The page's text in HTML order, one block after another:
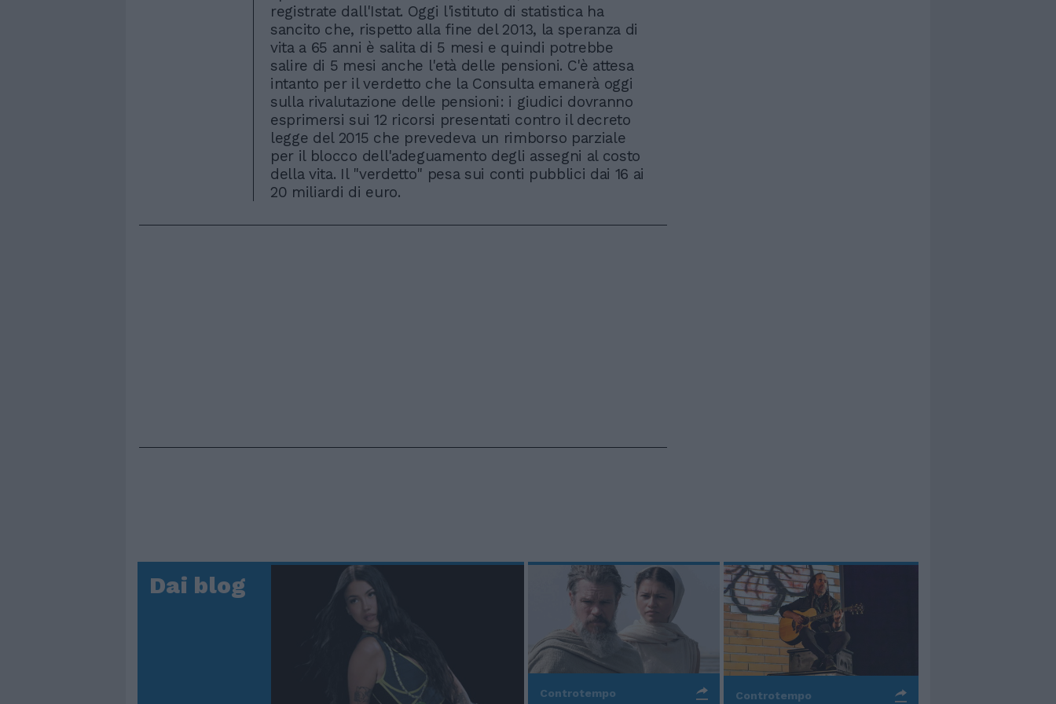
registrate dall'Istat. Oggi l'istituto di statistica ha
sancito che, rispetto alla fine del 2013, la speranza di
vita a 65 anni è salita di 5 mesi e quindi potrebbe
salire di 5 mesi anche l'età delle pensioni. C'è attesa
intanto per il verdetto che la Consulta emanerà oggi
sulla rivalutazione delle pensioni: i giudici dovranno
esprimersi sui 12 ricorsi presentati contro il decreto
legge del 2015 che prevedeva un rimborso parziale
per il blocco dell'adeguamento degli assegni al costo
della vita. Il "verdetto" pesa sui conti pubblici dai 16 ai
20 miliardi di euro.
Dai blog
Controtempo Controtempo